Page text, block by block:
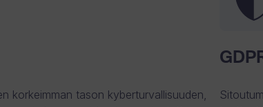
korkeimman tason kyberturvallisuuden,